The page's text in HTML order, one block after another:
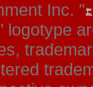
Inc. "
logotype